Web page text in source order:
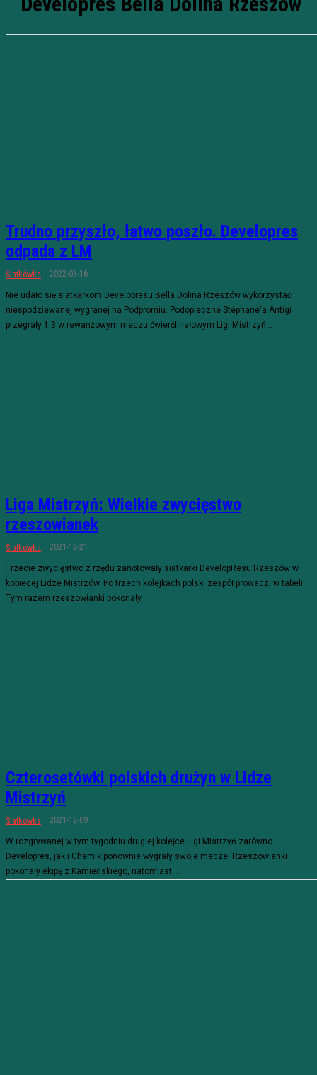
Trudno przyszło, łatwo poszło. Developres
odpada z LM
Siatkówka 2022-03-16
Nie udało się siatkarkom Developresu Bella Dolina Rzeszów wykorzystać
niespodziewanej wygranej na Podpromiu. Podopieczne Stéphane'a Antigi
przegrały 1:3 w rewanżowym meczu ćwierćfinałowym Ligi Mistrzyń...
Liga Mistrzyń: Wielkie zwycięstwo
rzeszowianek
Siatkówka 2021-12-21
Trzecie zwycięstwo z rzędu zanotowały siatkarki DevelopResu Rzeszów w
kobiecej Lidze Mistrzów. Po trzech kolejkach polski zespół prowadzi w tabeli.
Tym razem rzeszowianki pokonały...
Czterosetówki polskich drużyn w Lidze
Mistrzyń
Siatkówka 2021-12-09
W rozgrywanej w tym tygodniu drugiej kolejce Ligi Mistrzyń zarówno
Developres, jak i Chemik ponownie wygrały swoje mecze. Rzeszowianki
pokonały ekipę z Kamieńskiego, natomiast...